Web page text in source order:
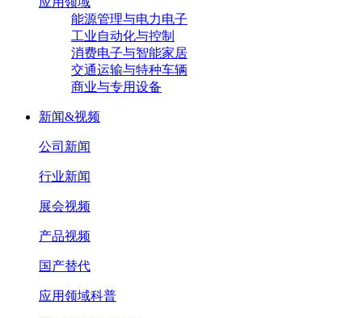
能源管理与电力电子
工业自动化与控制
消费电子与智能家居
交通运输与特种车辆
商业与专用设备
新闻&视频
公司新闻
行业新闻
展会视频
产品视频
国产替代
应用领域科普